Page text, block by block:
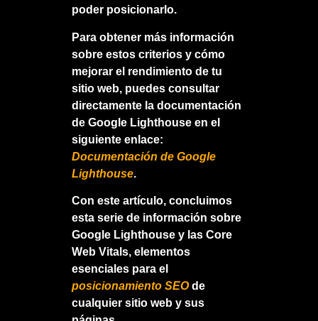
poder posicionarlo.
Para obtener más información
sobre estos criterios y cómo
mejorar el rendimiento de tu
sitio web, puedes consultar
directamente la documentación
de Google Lighthouse en el
siguiente enlace:
Documentación de Google
Lighthouse.
Con este artículo, concluimos
esta serie de información sobre
Google Lighthouse y las Core
Web Vitals, elementos
esenciales para el
posicionamiento SEOde
cualquier sitio web y sus